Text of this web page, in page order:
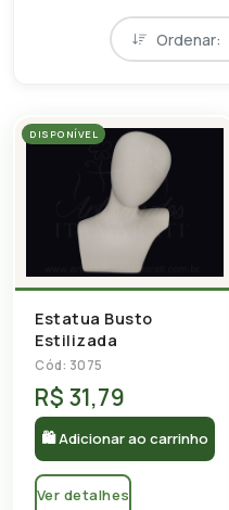
Ordenar:
DISPONÍVEL
Estatua Busto
Estilizada
Cód: 3075
R$ 31,79
🛍 Adicionar ao carrinho
Ver detalhes